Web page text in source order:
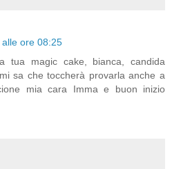
ore 08:25
tua magic cake, bianca, candida
sa che toccherà provarla anche a
mia cara Imma e buon inizio